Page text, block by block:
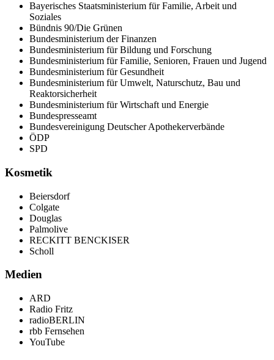
Bayerisches Staatsministerium für Familie, Arbeit und
Soziales
Bündnis 90/Die Grünen
Bundesministerium der Finanzen
Bundesministerium für Bildung und Forschung
Bundesministerium für Familie, Senioren, Frauen und Jugend
Bundesministerium für Gesundheit
Bundesministerium für Umwelt, Naturschutz, Bau und
Reaktorsicherheit
Bundesministerium für Wirtschaft und Energie
Bundespresseamt
Bundesvereinigung Deutscher Apothekerverbände
ÖDP
SPD
Kosmetik
Beiersdorf
Colgate
Douglas
Palmolive
RECKITT BENCKISER
Scholl
Medien
ARD
Radio Fritz
radioBERLIN
rbb Fernsehen
YouTube